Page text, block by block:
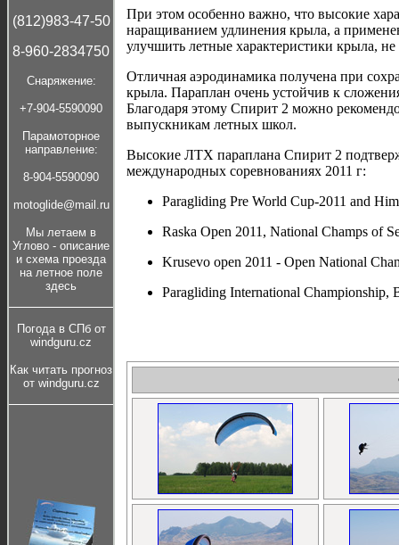
(812)983-47-50
8-960-2834750
Cнаряжение:
+7-904-5590090
Парамоторное
направление:
8-904-5590090
motoglide@mail.ru
Мы летаем в
Углово - описание
и cхема проезда
на летное поле
здесь
Погода в СПб от
windguru.cz
Как читать прогноз
от windguru.cz
При этом особенно важно, что высокие
наращиванием удлинения крыла, а
улучшить летные характеристики крыла,
Отличная аэродинамика получена при
крыла. Параплан очень устойчив к
Благодаря этому Спирит 2 можно
выпускникам летных школ.
Высокие ЛТХ параплана Спирит 2
международных соревнованиях 2011 г:
Paragliding Pre World Cup-2011 and
Raska Open 2011, National Champs of
Krusevo open 2011 - Open National
Paragliding International Championship,